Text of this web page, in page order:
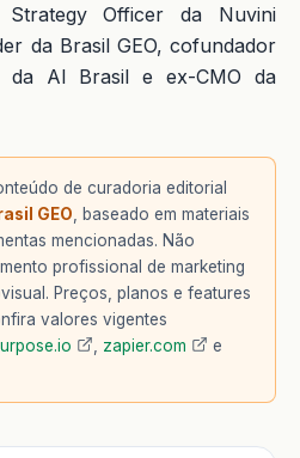
Officer da Nuvini
da Brasil GEO, cofundador
da AI Brasil e ex-CMO da
de curadoria editorial
GEO , baseado em materiais
mencionadas. Não
profissional de marketing
Preços, planos e features
valores vigentes
zapier.com
e